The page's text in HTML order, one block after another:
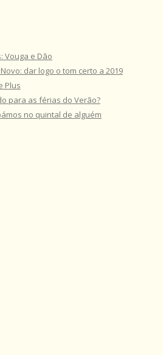
Vouga e Dão
dar logo o tom certo a 2019
Plus
para as férias do Verão?
no quintal de alguém